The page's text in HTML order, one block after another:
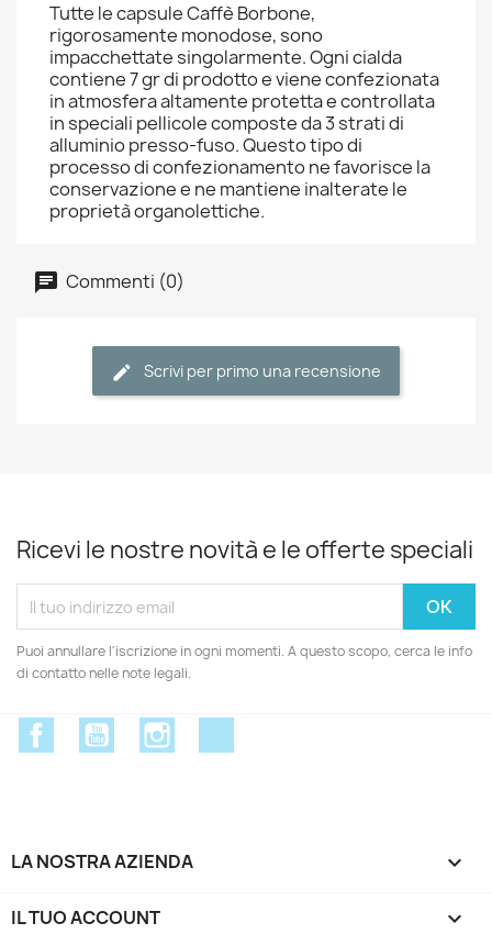
Tutte le capsule Caffè Borbone,
rigorosamente monodose, sono
impacchettate singolarmente. Ogni cialda
contiene 7 gr di prodotto e viene confezionata
in atmosfera altamente protetta e controllata
in speciali pellicole composte da 3 strati di
alluminio presso-fuso. Questo tipo di
processo di confezionamento ne favorisce la
conservazione e ne mantiene inalterate le
proprietà organolettiche.
Commenti (0)
Scrivi per primo una recensione
Ricevi le nostre novità e le offerte speciali
Puoi annullare l'iscrizione in ogni momenti. A questo scopo, cerca le info
di contatto nelle note legali.
FacebookYouTube
LA NOSTRA AZIENDA 
IL TUO ACCOUNT 